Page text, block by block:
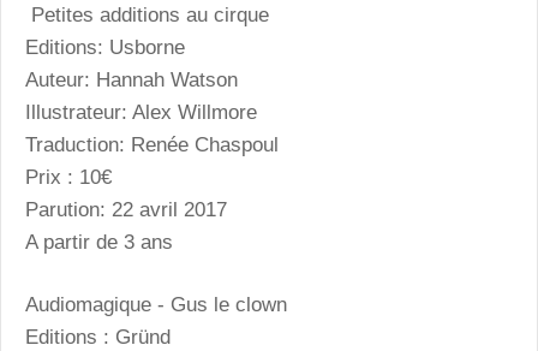
Petites additions au cirque
Editions: Usborne
Auteur: Hannah Watson
Illustrateur: Alex Willmore
Traduction: Renée Chaspoul
Prix : 10€
Parution: 22 avril 2017
A partir de 3 ans
Audiomagique - Gus le clown
Editions : Gründ